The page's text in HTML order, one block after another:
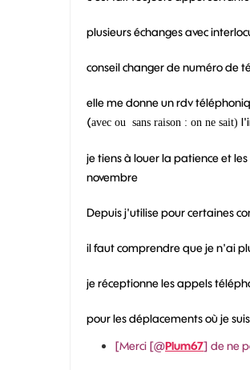
plusieurs échanges avec
conseil changer de numéro de
elle me donne un rdv
(avec ou sans raison : on ne sait)
je tiens à louer la patience et
novembre
Depuis j'utilise pour certaines
il faut comprendre que je n'ai
je réceptionne les appels
pour les déplacements où je
[Merci [@Plum67] de ne